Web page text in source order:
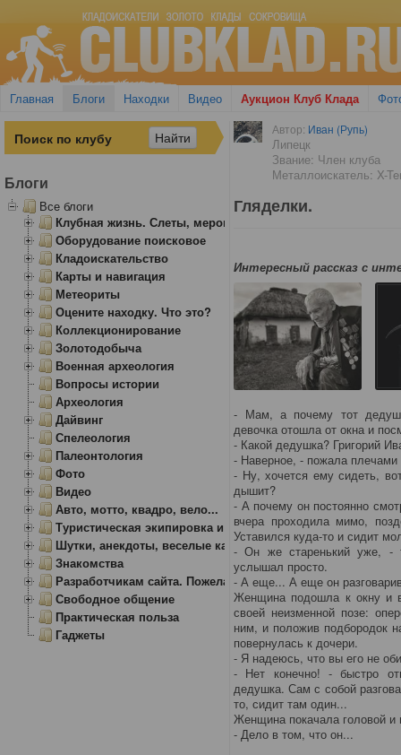
Главная Блоги Находки Видео Аукцион Клуб Клада
Автор: Иван (Рупь)
Липецк
Звание: Член клуба
Металлоискатель: X-
Гляделки.
Интересный рассказ с
- Мам, а почему тот
девочка отошла от окна и
- Какой дедушка? Григорий
- Наверное, - пожала плечами
- Ну, хочется ему сидеть,
дышит?
- А почему он постоянно
вчера проходила мимо,
Уставился куда-то и сидит
- Он же старенький уже, -
услышал просто.
- А еще... А еще он
Женщина подошла к окну и
своей неизменной позе:
ним, и положив подбородок
повернулась к дочери.
- Я надеюсь, что вы его не
- Нет конечно! - быстро
дедушка. Сам с собой
то, сидит там один...
Женщина покачала головой и
- Дело в том, что он...
Блоги
Все блоги
Клубная жизнь. Слеты, мероприятия
Оборудование поисковое
Кладоискательство
Карты и навигация
Метеориты
Оцените находку. Что это?
Коллекционирование
Золотодобыча
Военная археология
Вопросы истории
Археология
Дайвинг
Спелеология
Палеонтология
Фото
Видео
Авто, мотто, квадро, вело...
Туристическая экипировка и снаряжение
Шутки, анекдоты, веселые картинки
Знакомства
Разработчикам сайта. Пожелания, замечания.
Свободное общение
Практическая польза
Гаджеты